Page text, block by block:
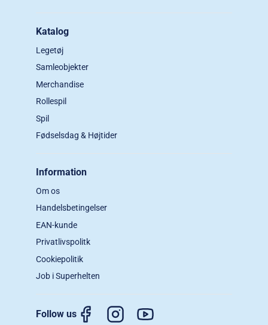
Katalog
Legetøj
Samleobjekter
Merchandise
Rollespil
Spil
Fødselsdag & Højtider
Information
Om os
Handelsbetingelser
EAN-kunde
Privatlivspolitk
Cookiepolitik
Job i Superhelten
Follow us